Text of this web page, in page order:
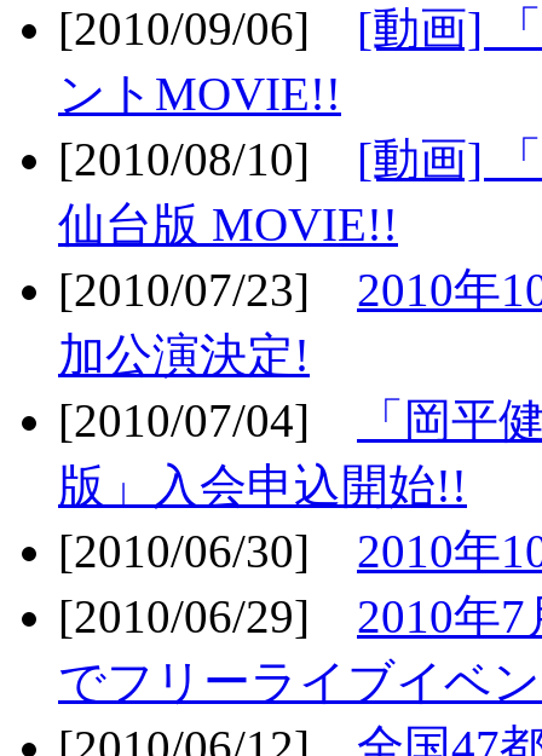
[2010/09/06] [動画]
ントMOVIE!!
[2010/08/10] [動画]
仙台版 MOVIE!!
[2010/07/23] 2010年
加公演決定!
[2010/07/04]
「岡平
版」入会申込開始!!
[2010/06/30] 2010年
[2010/06/29] 2010年
でフリーライブイベ